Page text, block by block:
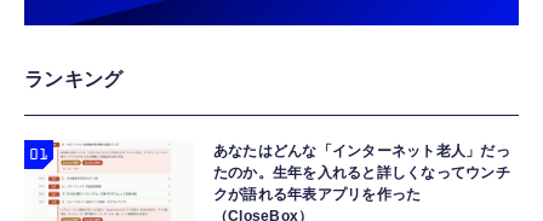
ランキング
あなたはどんな「インターネット老人」だっ
たのか。生年を入れると詳しくなってウンチ
クが語れる年表アプリを作った
（CloseBox）